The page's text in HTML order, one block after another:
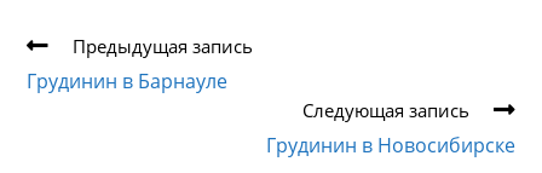
Еще
статьи
Предыдущая запись
Грудинин в Барнауле
Следующая запись
Грудинин в Новосибирске